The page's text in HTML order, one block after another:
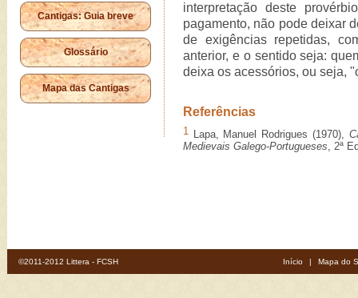
Cantigas: Guia breve
Glossário
Mapa das Cantigas
interpretação deste
pagamento, não pode deixar
de exigências repetidas,
anterior, e o sentido seja:
deixa os acessórios, ou seja,
Referências
1 Lapa, Manuel Rodrigues (1970),
Medievais Galego-Portugueses, 2ª
©2011-2012 Littera - FCSH Início | Mapa do